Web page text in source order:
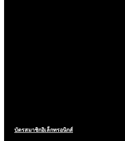
บัตรสมาชิกอิเล็กทรอนิกส์